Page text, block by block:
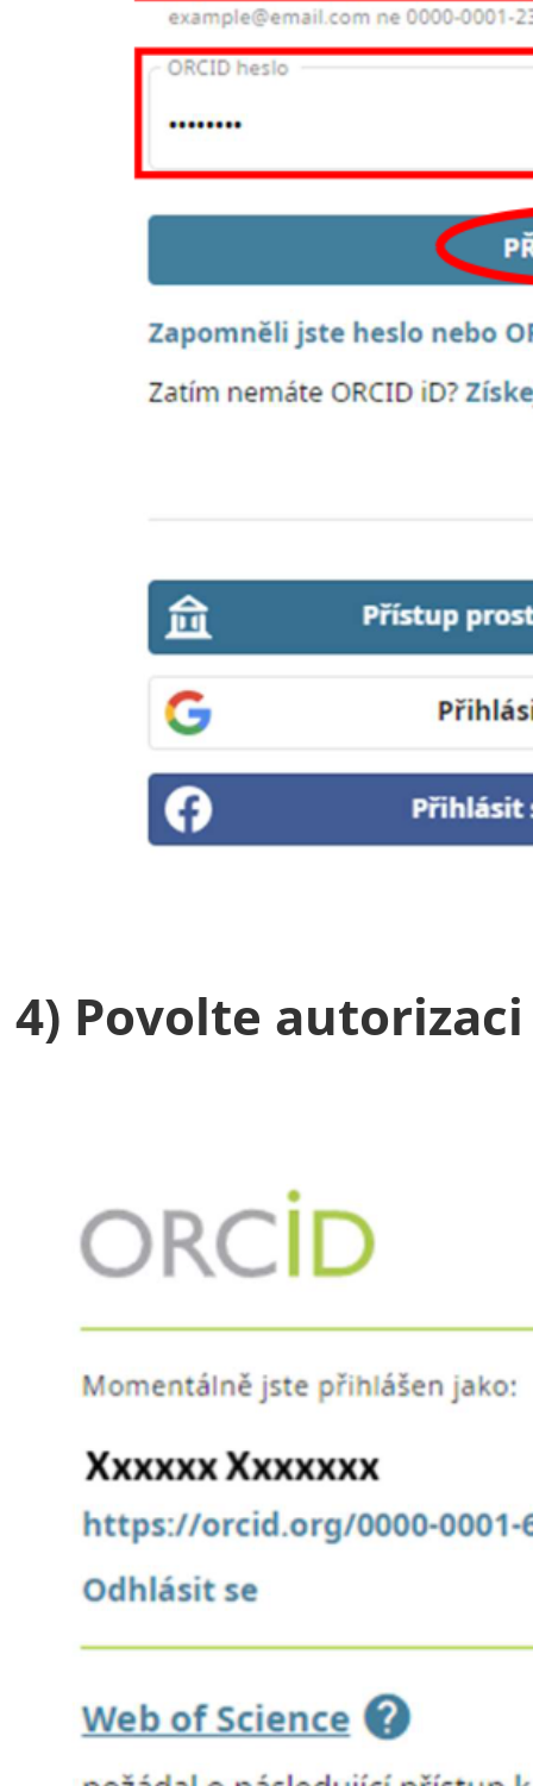
4) Povolte autorizaci